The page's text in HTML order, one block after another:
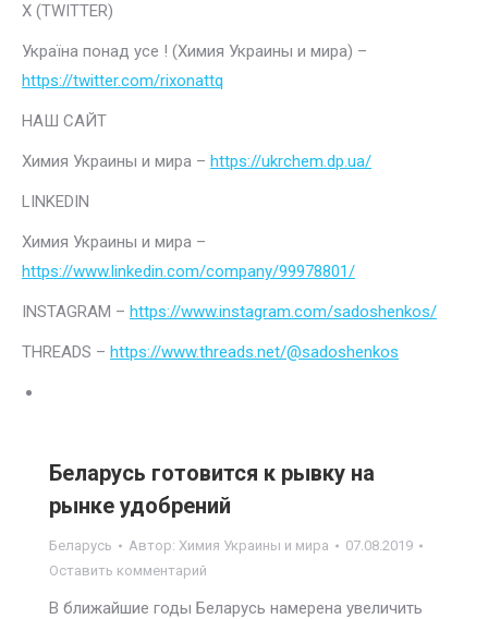
Х (TWITTER)
Україна понад усе ! (Химия Украины и мира) –
https://twitter.com/rixonattq
НАШ САЙТ
Химия Украины и мира – https://ukrchem.dp.ua/
LINKEDIN
Химия Украины и мира –
https://www.linkedin.com/company/99978801/
INSTAGRAM – https://www.instagram.com/sadoshenkos/
THREADS – https://www.threads.net/@sadoshenkos
Беларусь готовится к рывку на
рынке удобрений
Беларусь Автор: Химия Украины и мира
07.08.2019
Оставить комментарий
В ближайшие годы Беларусь намерена увеличить